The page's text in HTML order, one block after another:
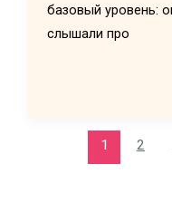
базовый уровень:
слышали про
1 2